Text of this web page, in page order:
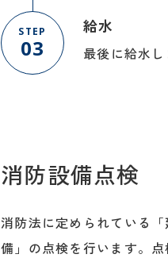
STEP
03
給水
最後に給水
消防設備点検
消防法に定められている
備」の点検を行います。